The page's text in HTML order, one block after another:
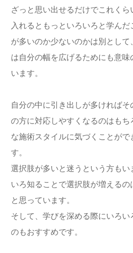
ざっと思い出せるだけでこれく
入れるともっといろいろと学ん
が多いのか少ないのかは別として
は自分の幅を広げるためにも意
います。
自分の中に引き出しが多ければ
の方に対応しやすくなるのはもち
な施術スタイルに気づくことがで
す。
選択肢が多いと迷うという方も
いろ知ることで選択肢が増える
と思っています。
そして、学びを深める際にいろ
のもおすすめです。